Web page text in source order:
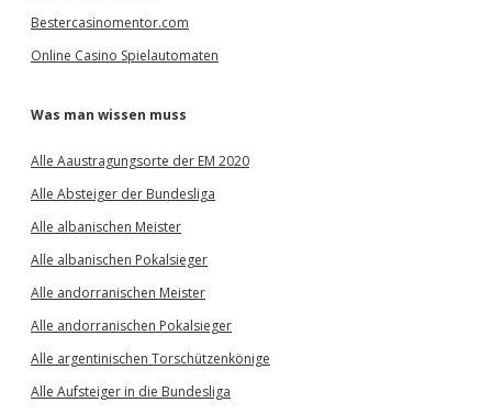
Bestercasinomentor.com
Online Casino Spielautomaten
Was man wissen muss
Alle Aaustragungsorte der EM 2020
Alle Absteiger der Bundesliga
Alle albanischen Meister
Alle albanischen Pokalsieger
Alle andorranischen Meister
Alle andorranischen Pokalsieger
Alle argentinischen Torschützenkönige
Alle Aufsteiger in die Bundesliga